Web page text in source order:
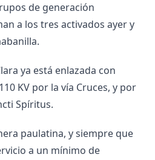
de generación
a los tres activados ayer y
ya está enlazada con
KV por la vía Cruces, y por
Spíritus.
paulatina, y siempre que
a un mínimo de